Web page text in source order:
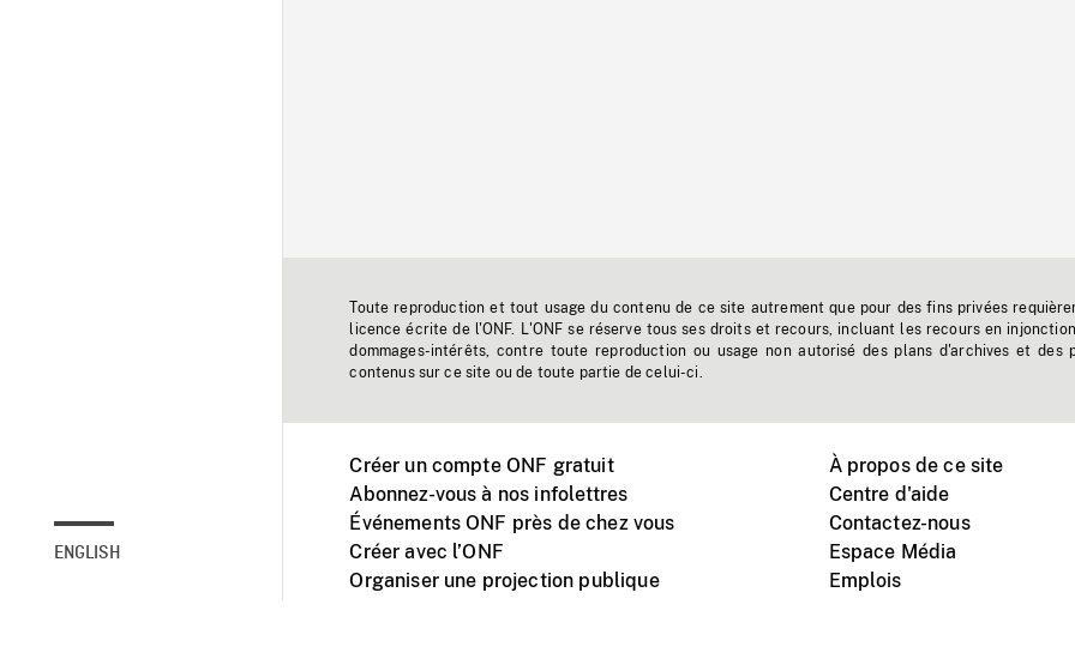
ENGLISH
Toute reproduction et tout usage du contenu de ce site autrement que pour des fins privées
licence écrite de l'ONF. L'ONF se réserve tous ses droits et recours, incluant les recours en
dommages-intérêts, contre toute reproduction ou usage non autorisé des plans d'archives et des
contenus sur ce site ou de toute partie de celui-ci.
Créer un compte ONF gratuit
Abonnez-vous à nos infolettres
Événements ONF près de chez vous
Créer avec l’ONF
Organiser une projection publique
À propos de ce site
Centre d'aide
Contactez-nous
Espace Média
Emplois